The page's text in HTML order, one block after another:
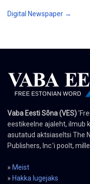
Digital Newspaper →
Vaba Eesti Sõna (VES)
eestikeelne ajaleht, ilmub
asutatud aktsiaseltsi The
Publishers, Inc.’i poolt,
» Meist
» Hakka lugejaks